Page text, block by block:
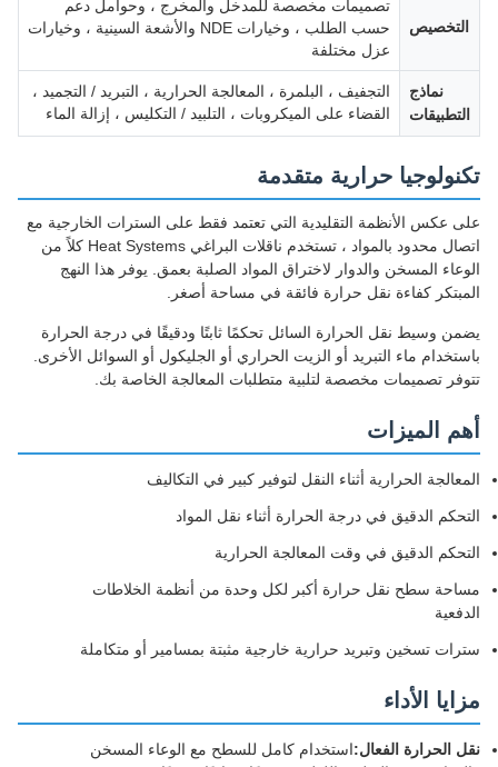
التخصيص
تصميمات مخصصة للمدخل والمخرج ، وحوامل دعم
حسب الطلب ، وخيارات NDE والأشعة السينية ، وخيارات
عزل مختلفة
نماذج
التطبيقات
التجفيف ، البلمرة ، المعالجة الحرارية ، التبريد / التجميد ،
القضاء على الميكروبات ، التلبيد / التكليس ، إزالة الماء
تكنولوجيا حرارية متقدمة
على عكس الأنظمة التقليدية التي تعتمد فقط على السترات الخارجية مع
اتصال محدود بالمواد ، تستخدم ناقلات البراغي Heat Systems كلاً من
الوعاء المسخن والدوار لاختراق المواد الصلبة بعمق. يوفر هذا النهج
المبتكر كفاءة نقل حرارة فائقة في مساحة أصغر.
يضمن وسيط نقل الحرارة السائل تحكمًا ثابتًا ودقيقًا في درجة الحرارة
باستخدام ماء التبريد أو الزيت الحراري أو الجليكول أو السوائل الأخرى.
تتوفر تصميمات مخصصة لتلبية متطلبات المعالجة الخاصة بك.
أهم الميزات
المعالجة الحرارية أثناء النقل لتوفير كبير في التكاليف
التحكم الدقيق في درجة الحرارة أثناء نقل المواد
التحكم الدقيق في وقت المعالجة الحرارية
مساحة سطح نقل حرارة أكبر لكل وحدة من أنظمة الخلاطات
الدفعية
سترات تسخين وتبريد حرارية خارجية مثبتة بمسامير أو متكاملة
مزايا الأداء
نقل الحرارة الفعال:استخدام كامل للسطح مع الوعاء المسخن